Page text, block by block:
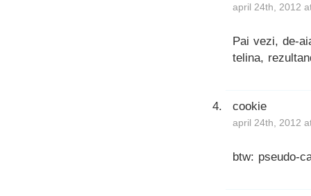
april 24th, 2012
Pai vezi, de-
telina,
cookie
april 24th, 2012
btw: pseudo-